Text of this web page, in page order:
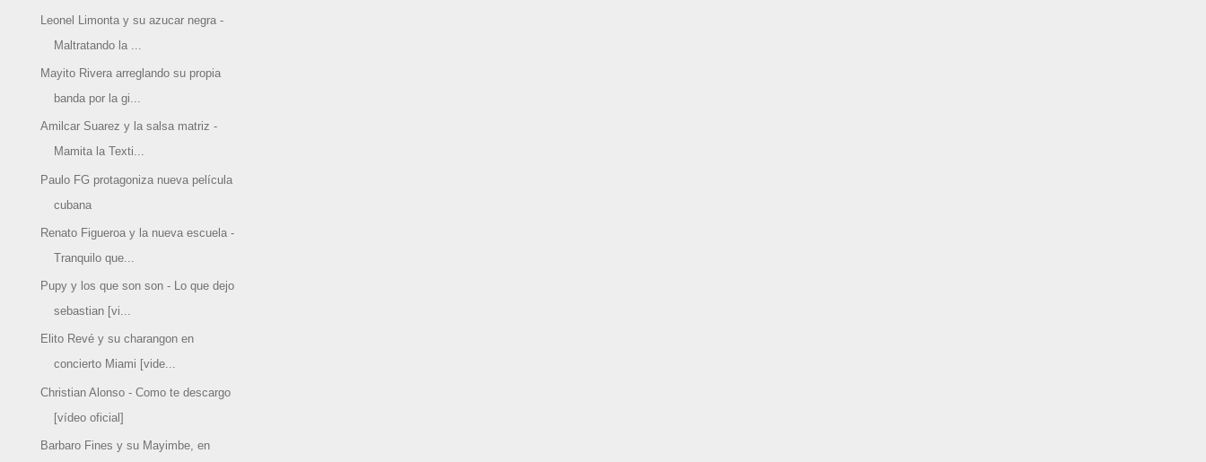
Leonel Limonta y su azucar negra -
Maltratando la ...
Mayito Rivera arreglando su propia
banda por la gi...
Amilcar Suarez y la salsa matriz -
Mamita la Texti...
Paulo FG protagoniza nueva película
cubana
Renato Figueroa y la nueva escuela -
Tranquilo que...
Pupy y los que son son - Lo que dejo
sebastian [vi...
Elito Revé y su charangon en
concierto Miami [vide...
Christian Alonso - Como te descargo
[vídeo oficial]
Barbaro Fines y su Mayimbe, en